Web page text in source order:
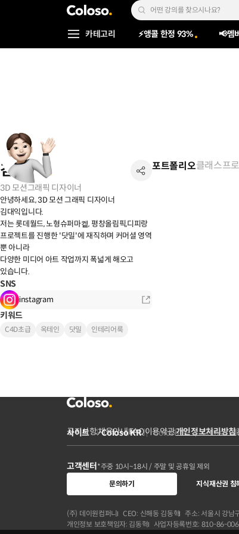
콜로소
Search Input
Coloso Menu
카테고리 ⚡앵콜 한정 93% 📢멤
김대익
3D 모션그래픽 디자이너
안녕하세요, 3D 모션 그래픽 디자이너
김대익입니다.
저는 롯데월드, 노형슈퍼마켙, 평창올림픽,디피랑
프로젝트를 진행한 '닷밀'에 재직하며 커머셜 영역
뿐 아니라
다양한 미디어 아트 작업까지 폭넓게 해오고
있습니다.
SNS
instagram
키워드
C4D초급 옥테인 닷밀 인테리어룩
포트폴리오클래스프
공지사항채용안내FAQ이용약관개인정보처리방침
고객센터*주중 10시~18시 / 주말 및 공휴일 제외
문의하기
지식재산권 침
사이트 Coloso KR Coloso JP Coloso
(주) 데이원컴퍼니 CEO: 신해동 김동혁 주소: 서울시 강남
개인정보 보호책임자: 김동혁
사업자등록번호: 810-86-